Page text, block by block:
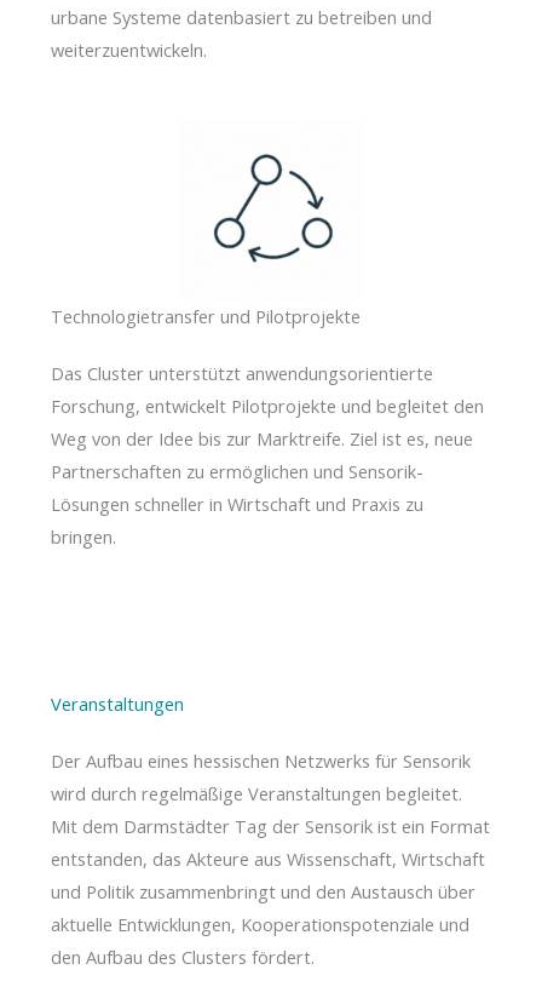
urbane Systeme datenbasiert zu betreiben und
weiterzuentwickeln.
Technologietransfer und Pilotprojekte
Das Cluster unterstützt anwendungsorientierte
Forschung, entwickelt Pilotprojekte und begleitet den
Weg von der Idee bis zur Marktreife. Ziel ist es, neue
Partnerschaften zu ermöglichen und Sensorik-
Lösungen schneller in Wirtschaft und Praxis zu
bringen.
Veranstaltungen
Der Aufbau eines hessischen Netzwerks für Sensorik
wird durch regelmäßige Veranstaltungen begleitet.
Mit dem Darmstädter Tag der Sensorik ist ein Format
entstanden, das Akteure aus Wissenschaft, Wirtschaft
und Politik zusammenbringt und den Austausch über
aktuelle Entwicklungen, Kooperationspotenziale und
den Aufbau des Clusters fördert.